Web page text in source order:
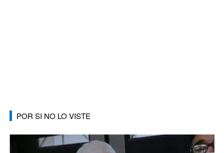
POR SI NO LO VISTE